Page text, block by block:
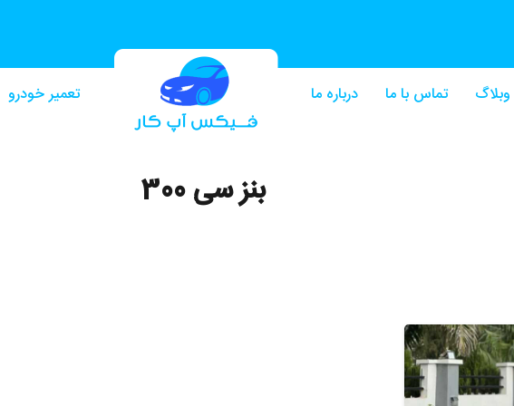
وبلاگ تماس با ما درباره ما تعمیر خودرو
بنز سی 300